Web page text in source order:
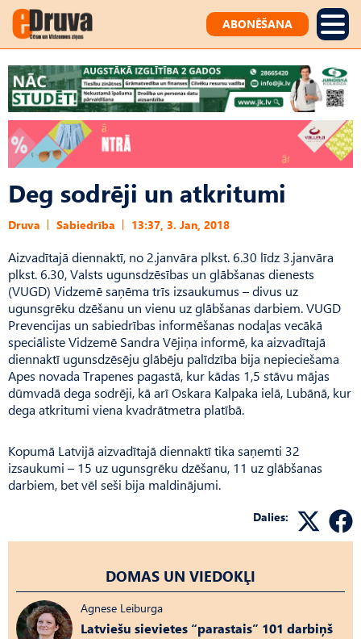
ABONĒŠANA
Deg sodrēji un atkritumi
Druva Sabiedrība 13:37, 3. Jan, 2018
Aizvadītajā diennaktī, no 2.janvāra plkst. 6.30 līdz 3.janvāra
plkst. 6.30, Valsts ugunsdzēsības un glābšanas dienests
(VUGD) Vidzemē saņēma trīs izsaukumus – divus uz
ugunsgrēku dzēšanu un vienu uz glābšanas darbiem. VUGD
Prevencijas un sabiedrības informēšanas nodaļas vecākā
speciāliste Vidzemē Sandra Vējiņa informē, ka aizvadītajā
diennaktī ugunsdzēsēju glābēju palīdzība bija nepieciešama
Apes novada Trapenes pagastā, kur kādas 1,5 stāvu mājas
dūmvadā dega sodrēji, kā arī Oskara Kalpaka ielā, Lubānā, kur
dega atkritumi viena kvadrātmetra platībā.
Kopumā Latvijā aizvadītajā diennaktī tika saņemti 32
izsaukumi – 15 uz ugunsgrēku dzēšanu, 11 uz glābšanas
darbiem, bet vēl seši bija maldinājumi.
Dalies:
DOMAS UN VIEDOKĻI
Agnese Leiburga
Latviešu sievietes “parastais” 101 darbiņš